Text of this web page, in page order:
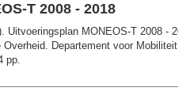
T 2008 - 2018
Uitvoeringsplan MONEOS-T 2008 -
Departement voor Mobiliteit
pp.